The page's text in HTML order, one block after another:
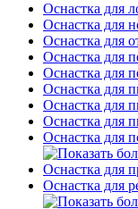
Оснастка для
Оснастка для
Оснастка для
Оснастка для
Оснастка для
Оснастка для
Оснастка для
Оснастка для
Оснастка для
Оснастка для
Оснастка для